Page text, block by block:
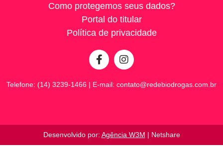
Como protegemos seus dados?
Portal do titular
Política de privacidade
Telefone: (14) 3239-1466 | E-mail: contato@redebiodrogas.com.br
Desenvolvido por: Agência W3M | Netshare